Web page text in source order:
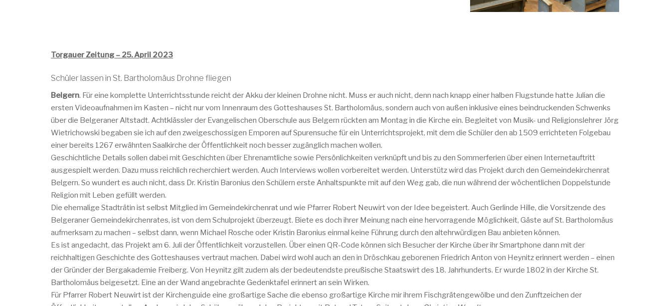
Torgauer Zeitung – 25. April 2023
Schüler lassen in St. Bartholomäus Drohne fliegen
Belgern. Für eine komplette Unterrichtsstunde reicht der Akku der kleinen Drohne nicht. Muss er auch nicht, denn nach knapp einer halben Flugstunde hatte Julian die
ersten Videoaufnahmen im Kasten – nicht nur vom Innenraum des Gotteshauses St. Bartholomäus, sondern auch von außen inklusive eines beindruckenden Schwenks
über die Belgeraner Altstadt. Achtklässler der Evangelischen Oberschule aus Belgern rückten am Montag in die Kirche ein. Begleitet von Musik- und Religionslehrer Jörg
Wietrichowski begaben sie ich auf den zweigeschossigen Emporen auf Spurensuche für ein Unterrichtsprojekt, mit dem die Schüler den ab 1509 errichteten Folgebau
einer bereits 1267 erwähnten Saalkirche der Öffentlichkeit noch besser zugänglich machen wollen.
Geschichtliche Details sollen dabei mit Geschichten über Ehrenamtliche sowie Persönlichkeiten verknüpft und bis zu den Sommerferien über einen Internetauftritt
ausgespielt werden. Dazu muss reichlich recherchiert werden. Auch Interviews wollen vorbereitet werden. Unterstütz wird das Projekt durch den Gemeindekirchenrat
Belgern. So wundert es auch nicht, dass Dr. Kristin Baronius den Schülern erste Anhaltspunkte mit auf den Weg gab, die nun während der wöchentlichen Doppelstunde
Religion mit Leben gefüllt werden.
Die ehemalige Stadträtin ist selbst Mitglied im Gemeindekirchenrat und wie Pfarrer Robert Neuwirt von der Idee begeistert. Auch Gerlinde Hille, die Vorsitzende des
Belgeraner Gemeindekirchenrates, ist von dem Schulprojekt überzeugt. Biete es doch ihrer Meinung nach eine hervorragende Möglichkeit, Gäste auf St. Bartholomäus
aufmerksam zu machen – selbst dann, wenn Michael Rosche oder Kristin Baronius einmal keine Führung durch den altehrwürdigen Bau anbieten können.
Es ist angedacht, das Projekt am 6. Juli der Öffentlichkeit vorzustellen. Über einen QR-Code können sich Besucher der Kirche über ihr Smartphone dann mit der
reichhaltigen Geschichte des Gotteshauses vertraut machen. Dabei wird wohl auch an den in Dröschkau geborenen Friedrich Anton von Heynitz erinnert werden – einen
der Gründer der Bergakademie Freiberg. Von Heynitz gilt zudem als der bedeutendste preußische Staatswirt des 18. Jahrhunderts. Er wurde 1802 in der Kirche St.
Bartholomäus beigesetzt. Eine an der Wand angebrachte Gedenktafel erinnert an sein Wirken.
Für Pfarrer Robert Neuwirt ist der Kirchenguide eine großartige Sache die ebenso großartige Kirche mir ihrem Fischgrätengewölbe und den Zunftzeichen der